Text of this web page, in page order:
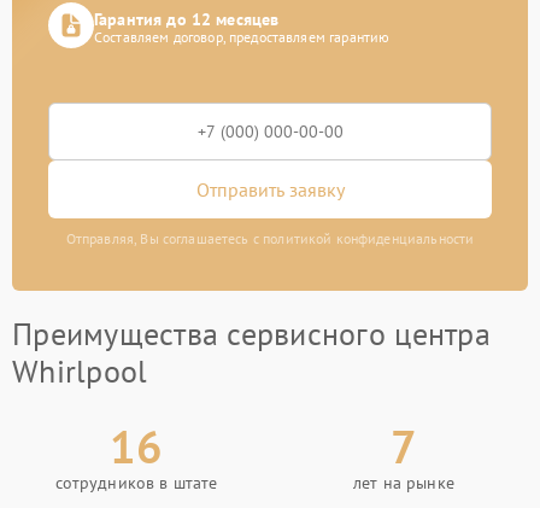
Гарантия до 12 месяцев
Составляем договор, предоставляем гарантию
Отправить заявку
Отправляя, Вы соглашаетесь с политикой конфиденциальности
Преимущества сервисного центра
Whirlpool
16
сотрудников в штате
7
лет на рынке